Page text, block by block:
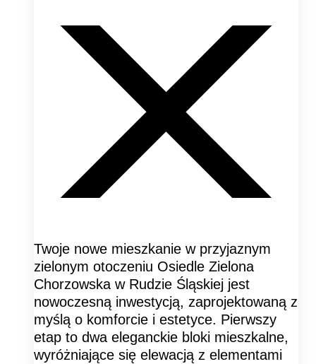
Twoje nowe mieszkanie w przyjaznym
zielonym otoczeniu Osiedle Zielona
Chorzowska w Rudzie Śląskiej jest
nowoczesną inwestycją, zaprojektowaną z
myślą o komforcie i estetyce. Pierwszy
etap to dwa eleganckie bloki mieszkalne,
wyróżniające się elewacją z elementami